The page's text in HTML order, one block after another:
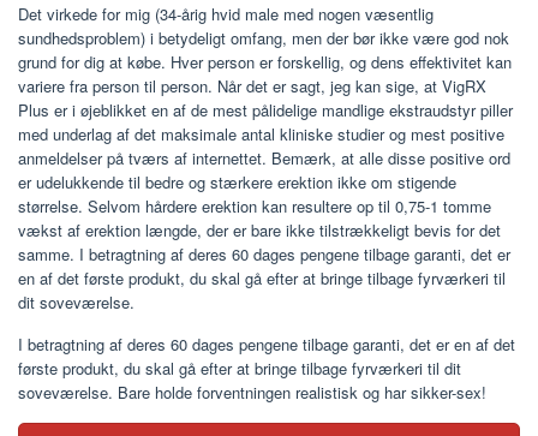
Det virkede for mig (34-årig hvid male med nogen væsentlig
sundhedsproblem) i betydeligt omfang, men der bør ikke være god nok
grund for dig at købe. Hver person er forskellig, og dens effektivitet kan
variere fra person til person. Når det er sagt, jeg kan sige, at VigRX
Plus er i øjeblikket en af ​​de mest pålidelige mandlige ekstraudstyr piller
med underlag af det maksimale antal kliniske studier og mest positive
anmeldelser på tværs af internettet. Bemærk, at alle disse positive ord
er udelukkende til bedre og stærkere erektion ikke om stigende
størrelse. Selvom hårdere erektion kan resultere op til 0,75-1 tomme
vækst af erektion længde, der er bare ikke tilstrækkeligt bevis for det
samme. I betragtning af deres 60 dages pengene tilbage garanti, det er
en af ​​det første produkt, du skal gå efter at bringe tilbage fyrværkeri til
dit soveværelse.
I betragtning af deres 60 dages pengene tilbage garanti, det er en af ​​det
første produkt, du skal gå efter at bringe tilbage fyrværkeri til dit
soveværelse. Bare holde forventningen realistisk og har sikker-sex!